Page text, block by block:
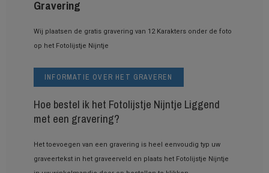
Gravering
Wij plaatsen de gratis gravering van 12 Karakters onder de foto
op het Fotolijstje Nijntje
INFORMATIE OVER HET GRAVEREN
Hoe bestel ik het Fotolijstje Nijntje Liggend
met een gravering?
Het toevoegen van een gravering is heel eenvoudig typ uw
graveertekst in het graveerveld en plaats het Fotolijstje Nijntje